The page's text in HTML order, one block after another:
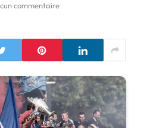
commentaire